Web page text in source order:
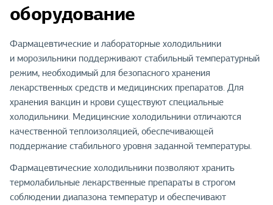
оборудование
Фармацевтические и лабораторные холодильники
и морозильники поддерживают стабильный температурный
режим, необходимый для безопасного хранения
лекарственных средств и медицинских препаратов. Для
хранения вакцин и крови существуют специальные
холодильники. Медицинские холодильники отличаются
качественной теплоизоляцией, обеспечивающей
поддержание стабильного уровня заданной температуры.
Фармацевтические холодильники позволяют хранить
термолабильные лекарственные препараты в строгом
соблюдении диапазона температур и обеспечивают